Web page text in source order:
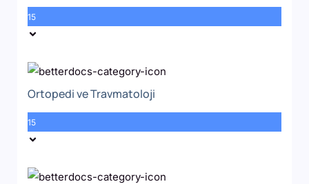
15
Ortopedi ve Travmatoloji
15